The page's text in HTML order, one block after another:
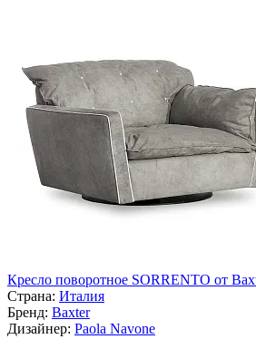
Кресло поворотное SORRENTO от
Страна: Италия
Бренд: Baxter
Дизайнер: Paola Navone